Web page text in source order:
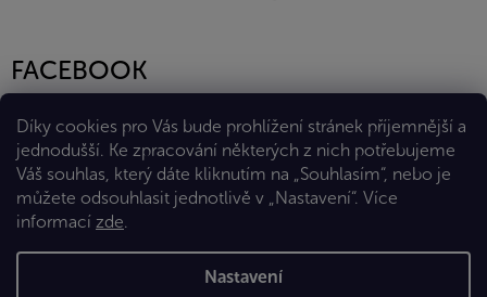
Díky cookies pro Vás bude prohlížení stránek příjemnější a
jednodušší. Ke zpracování některých z nich potřebujeme
Váš souhlas, který dáte kliknutím na „Souhlasím“, nebo je
můžete odsouhlasit jednotlivě v „Nastavení“. Více
informací zde.
Nastavení
FACEBOOK
Vytvořil Shoptet Premium